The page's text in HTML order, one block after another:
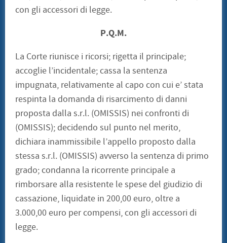
con gli accessori di legge.
P.Q.M.
La Corte riunisce i ricorsi; rigetta il principale;
accoglie l’incidentale; cassa la sentenza
impugnata, relativamente al capo con cui e’ stata
respinta la domanda di risarcimento di danni
proposta dalla s.r.l. (OMISSIS) nei confronti di
(OMISSIS); decidendo sul punto nel merito,
dichiara inammissibile l’appello proposto dalla
stessa s.r.l. (OMISSIS) avverso la sentenza di primo
grado; condanna la ricorrente principale a
rimborsare alla resistente le spese del giudizio di
cassazione, liquidate in 200,00 euro, oltre a
3.000,00 euro per compensi, con gli accessori di
legge.